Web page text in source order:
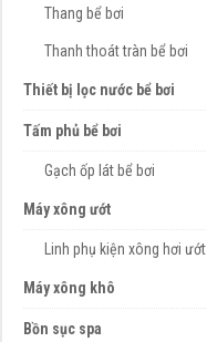
Thang bể bơi
Thanh thoát tràn bể bơi
Thiết bị lọc nước bể bơi
Tấm phủ bể bơi
Gạch ốp lát bể bơi
Máy xông ướt
Linh phụ kiện xông hơi ướt
Máy xông khô
Bồn sục spa